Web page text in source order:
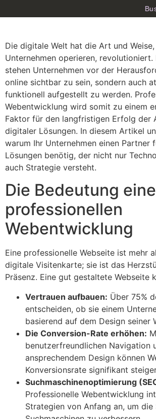
Die digitale Welt hat die Art und
Unternehmen operieren, revolutioniert.
stehen Unternehmen vor der
online sichtbar zu sein, sondern auch
funktionell aufgestellt zu werden.
Webentwicklung wird somit zu einem
Faktor für den langfristigen Erfolg der
digitaler Lösungen. In diesem Artikel
warum Ihr Unternehmen einen Partner
Lösungen benötig, der nicht nur
auch Strategie versteht.
Die Bedeutung
professionellen
Webentwicklung
Eine professionelle Webseite ist mehr
digitale Visitenkarte; sie ist das
Präsenz. Eine gut gestaltete Webseite
Vertrauen aufbauen: Über 75%
entscheiden, ob sie einem
basierend auf dem Design seiner
Die Conversion-Rate erhöhen:
benutzerfreundlichen Navigation
ansprechendem Design können
Konversionsrate signifikant
Suchmaschinenoptimierung
Professionelle Webentwicklung
Strategien von Anfang an, um